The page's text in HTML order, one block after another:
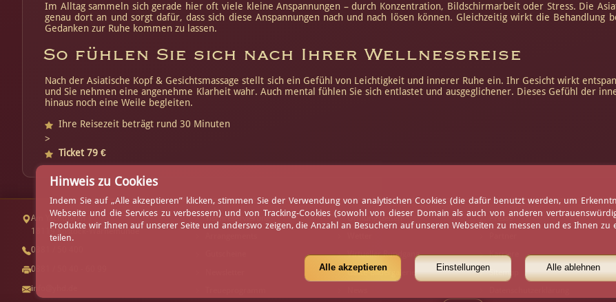
Im Alltag sammeln sich gerade hier oft viele kleine Anspannungen – durch Konzentration, Bildschirmarbeit oder Stress. Die
genau dort an und sorgt dafür, dass sich diese Anspannungen nach und nach lösen können. Gleichzeitig wirkt die
Gedanken zur Ruhe kommen zu lassen.
So fühlen Sie sich nach Ihrer Wellnessreise
Nach der Asiatische Kopf & Gesichtsmassage stellt sich ein Gefühl von Leichtigkeit und innerer Ruhe ein. Ihr Gesicht wirkt
und Sie nehmen eine angenehme Klarheit wahr. Auch mental fühlen Sie sich entlastet und ausgeglichener. Dieses Gefühl der
hinaus noch eine Weile begleiten.
Ihre Reisezeit beträgt rund 30 Minuten
>
Ticket 79 €
Am Yachthafen 1
18119 Rostock-Warnemünde
0381 / 50 400
0381 / 50 40 - 60 99
info@yhd.de
Tischreservierung
Öffnungszeiten
Virtueller Rundgang
Gäste-Bildergalerie
Presse
Karriere
Sitemap
Hinweis zu Cookies
Indem Sie auf „Alle akzeptieren” klicken, stimmen Sie der Verwendung von analytischen Cookies (die dafür benutzt werden, um
Webseite und die Services zu verbessern) und von Tracking-Cookies (sowohl von dieser Domain als auch von anderen
Produkte wir Ihnen auf unserer Seite und anderswo zeigen, die Anzahl an Besuchern auf unseren Webseiten zu messen und es Ihnen zu
teilen.
Alle akzeptieren Einstellungen Alle ablehnen